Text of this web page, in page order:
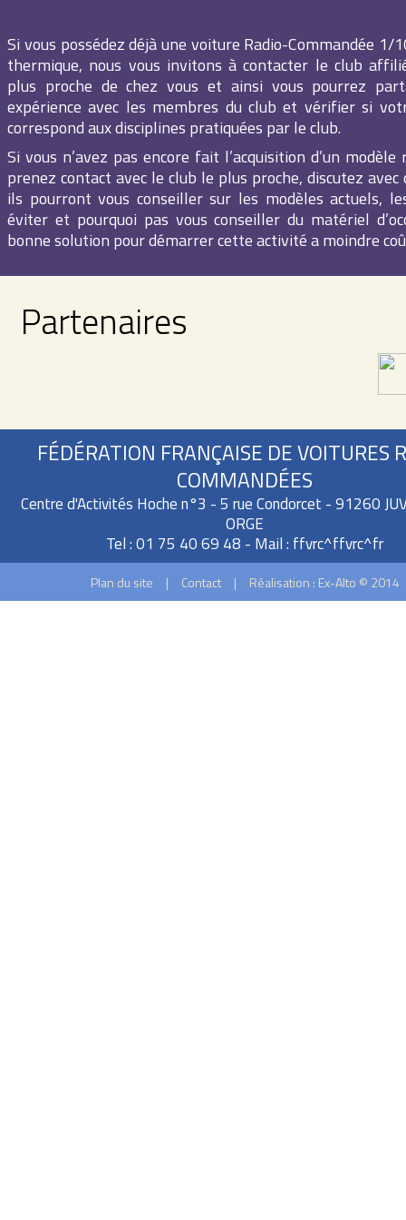
Si vous possédez déjà une voiture Radio-Commandée 1/
thermique, nous vous invitons à contacter le club
plus proche de chez vous et ainsi vous pourrez
expérience avec les membres du club et vérifier si
correspond aux disciplines pratiquées par le club.
Si vous n’avez pas encore fait l’acquisition d’un
prenez contact avec le club le plus proche, discutez avec
ils pourront vous conseiller sur les modèles actuels,
éviter et pourquoi pas vous conseiller du matériel
bonne solution pour démarrer cette activité a moindre
Partenaires
FÉDÉRATION FRANÇAISE DE VOITURES
COMMANDÉES
Centre d'Activités Hoche n°3 - 5 rue Condorcet - 91260
ORGE
Tel : 01 75 40 69 48 - Mail : ffvrc^ffvrc^fr
Plan du site | Contact | Réalisation : Ex-Alto © 2014